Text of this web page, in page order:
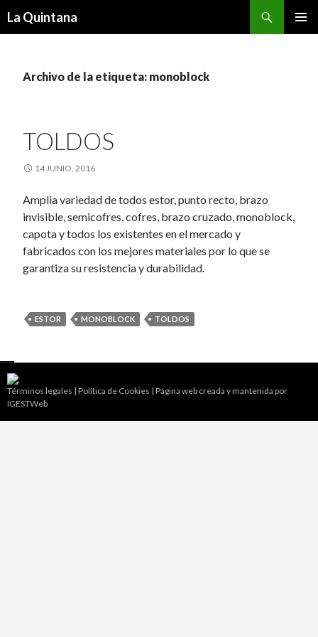
La Quintana
Archivo de la etiqueta: monoblock
TOLDOS
14 JUNIO, 2016
Amplia variedad de todos estor, punto recto, brazo
invisible, semicofres, cofres, brazo cruzado, monoblock,
capota y todos los existentes en el mercado y
fabricados con los mejores materiales por lo que se
garantiza su resistencia y durabilidad.
ESTOR MONOBLOCK TOLDOS
Términos legales | Política de Cookies | Página web creada y mantenida por
IGESTWeb